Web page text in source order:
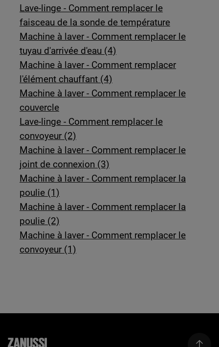
Lave-linge - Comment remplacer le
faisceau de la sonde de température
Machine à laver - Comment remplacer le
tuyau d'arrivée d'eau (4)
Machine à laver - Comment remplacer
l'élément chauffant (4)
Machine à laver - Comment remplacer le
couvercle
Lave-linge - Comment remplacer le
convoyeur (2)
Machine à laver - Comment remplacer le
joint de connexion (3)
Machine à laver - Comment remplacer la
poulie (1)
Machine à laver - Comment remplacer la
poulie (2)
Machine à laver - Comment remplacer le
convoyeur (1)